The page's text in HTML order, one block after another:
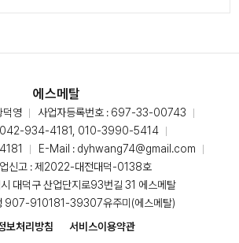
에스메탈
덕영
사업자등록번호 : 697-33-00743
042-934-4181, 010-3990-5414
E-Mail : dyhwang74@gmail.com
신고 : 제2022-대전대덕-0138호
대덕구 산업단지로93번길 31 에스메탈
907-910181-39307유주미(에스메탈)
보처리방침
서비스이용약관